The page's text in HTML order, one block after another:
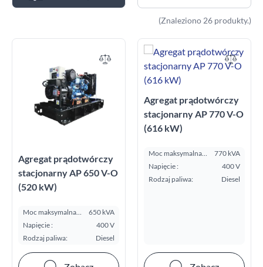
(Znaleziono 26 produkty.)
Agregat prądotwórczy
stacjonarny AP 650 V-O
(520 kW)
Moc maksymalna
E.S.P. kVA:
650 kVA
Napięcie :
400 V
Rodzaj paliwa:
Diesel
Agregat prądotwórczy
stacjonarny AP 770 V-O
(616 kW)
Moc maksymalna
E.S.P. kVA:
770 kVA
Napięcie :
400 V
Rodzaj paliwa:
Diesel